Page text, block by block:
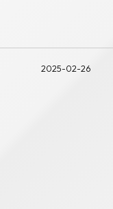
2025-02-26